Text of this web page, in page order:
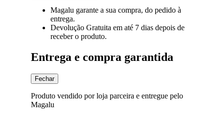
Magalu garante a sua compra, do pedido à
entrega.
Devolução Gratuita em até 7 dias depois de
receber o produto.
Entrega e compra garantida
Fechar
Produto vendido por loja parceira e entregue pelo
Magalu